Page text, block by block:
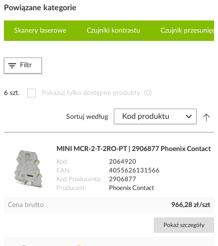
Powiązane kategorie
Skanery laserowe Czujniki kontrastu Czujnik
6 szt. Pokazuj tylko dostępne produkty (0)
Sortuj według
MINI MCR-2-T-2RO-PT | 2906877 Phoenix Contact
Kod
2064920
EAN
4055626131566
Kod Producenta
2906877
Producent
Phoenix Contact
Cena brutto 966,28 zł/szt
Pokaż szczegóły
Filtr